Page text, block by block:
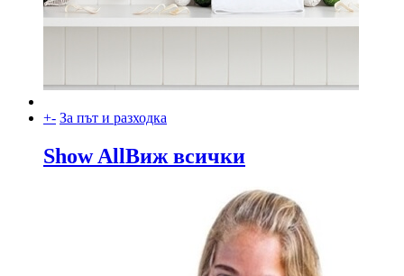
+- За път и разходка
Show AllВиж всички